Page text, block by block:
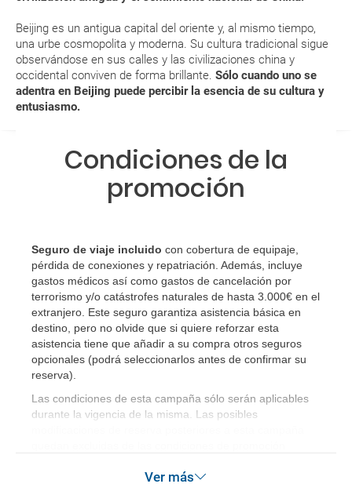
Beijing es un antigua capital del oriente y, al mismo tiempo,
una urbe cosmopolita y moderna. Su cultura tradicional sigue
observándose en sus calles y las civilizaciones china y
occidental conviven de forma brillante. Sólo cuando uno se
adentra en Beijing puede percibir la esencia de su cultura y
entusiasmo.
aeropuerto?
RESERVAR ¿Cómo puedo reservar un viaje de
paquete vacacional en la página web?
Al realizar la reserva, uno de los servicios ha
¿Cómo sé si hay plazas disponibles en el viaje que
quiero al hacer mi solicitud de reserva?
dirigirme?
¿Incluye algún seguro de viaje mi reserva?
¿Cuáles son las condiciones generales en las
reservas de viajes?
¿Cuáles son los impuestos de entrada y salida del
país si viajo a América?
Condiciones de la
promoción
Seguro de viaje incluido con cobertura de equipaje,
pérdida de conexiones y repatriación. Además, incluye
gastos médicos así como gastos de cancelación por
terrorismo y/o catástrofes naturales de hasta 3.000€ en el
extranjero. Este seguro garantiza asistencia básica en
destino, pero no olvide que si quiere reforzar esta
asistencia tiene que añadir a su compra otros seguros
opcionales (podrá seleccionarlos antes de confirmar su
reserva)
Las condiciones de esta campaña sólo serán aplicables
durante la vigencia de la misma. Las posibles
Ver más